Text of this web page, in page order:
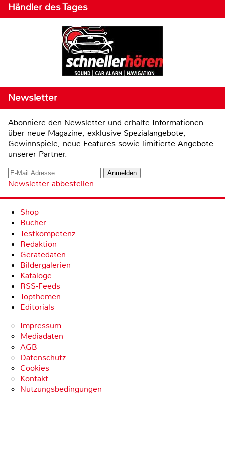
Händler des Tages
Newsletter
Abonniere den Newsletter und erhalte Informationen
über neue Magazine, exklusive Spezialangebote,
Gewinnspiele, neue Features sowie limitierte Angebote
unserer Partner.
Newsletter abbestellen
Shop
Bücher
Testkompetenz
Redaktion
Gerätedaten
Bildergalerien
Kataloge
RSS-Feeds
Topthemen
Editorials
Impressum
Mediadaten
AGB
Datenschutz
Cookies
Kontakt
Nutzungsbedingungen